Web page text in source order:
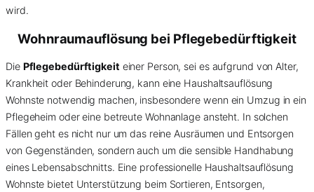
wird.
Wohnraumauflösung bei Pflegebedürftigkeit
Die Pflegebedürftigkeit einer Person, sei es aufgrund von Alter,
Krankheit oder Behinderung, kann eine Haushaltsauflösung
Wohnste notwendig machen, insbesondere wenn ein Umzug in ein
Pflegeheim oder eine betreute Wohnanlage ansteht. In solchen
Fällen geht es nicht nur um das reine Ausräumen und Entsorgen
von Gegenständen, sondern auch um die sensible Handhabung
eines Lebensabschnitts. Eine professionelle Haushaltsauflösung
Wohnste bietet Unterstützung beim Sortieren, Entsorgen,